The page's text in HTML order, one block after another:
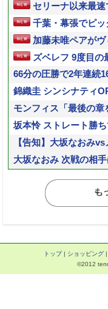
セリーナ以来最
千葉・幕張でピ
加藤未唯ペアが
ズベレフ 9度目の
66分の圧勝で2年連続
錦織圭 シンシナティ
モンフィス「最後の章
坂本怜 ストレート勝
【告知】大坂なおみ
大坂なおみ 次戦の相
トップ| ショッピング|
©2012